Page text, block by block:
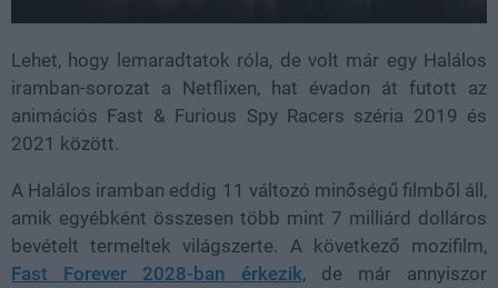
Lehet, hogy lemaradtatok róla, de volt már egy Halálos
iramban-sorozat a Netflixen, hat évadon át futott az
animációs Fast & Furious Spy Racers széria 2019 és
2021 között.
A Halálos iramban eddig 11 változó minőségű filmből áll,
amik egyébként összesen több mint 7 milliárd dolláros
bevételt termeltek világszerte. A következő mozifilm,
Fast Forever 2028-ban érkezik, de már annyiszor